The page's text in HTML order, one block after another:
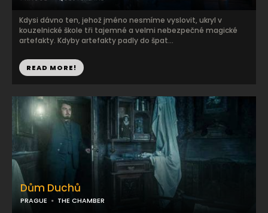
Kdysi dávno ten, jehož jméno nesmíme vyslovit, ukryl v
kouzelnické škole tři tajemné a velmi nebezpečné magické
artefakty. Kdyby artefakty padly do špat...
READ MORE!
Dům Duchů
PRAGUE THE CHAMBER